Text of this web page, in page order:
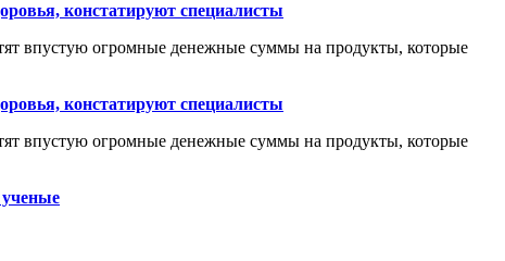
констатируют специалисты
впустую огромные денежные суммы на продукты, которые
констатируют специалисты
впустую огромные денежные суммы на продукты, которые
ученые